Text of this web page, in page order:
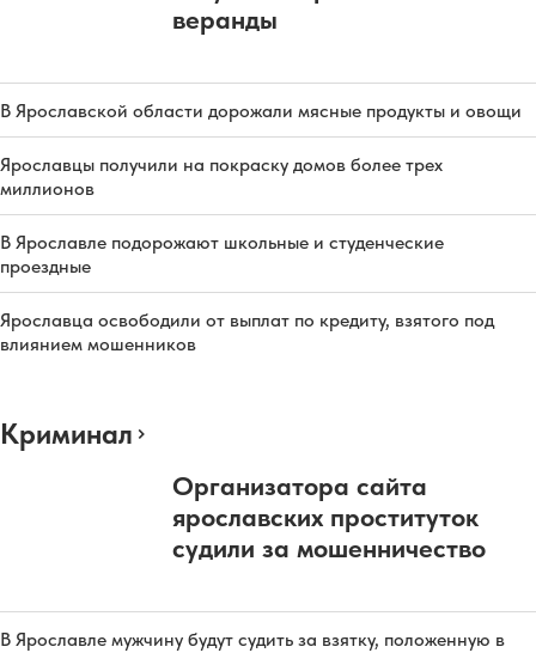
веранды
В Ярославской области дорожали мясные продукты и овощи
Ярославцы получили на покраску домов более трех
миллионов
В Ярославле подорожают школьные и студенческие
проездные
Ярославца освободили от выплат по кредиту, взятого под
влиянием мошенников
Криминал
Организатора сайта
ярославских проституток
судили за мошенничество
В Ярославле мужчину будут судить за взятку, положенную в